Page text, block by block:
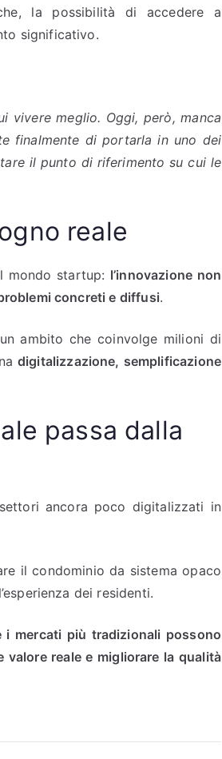
la possibilità di accedere a
significativo.
vivere meglio. Oggi, però, manca
finalmente di portarla in uno dei
il punto di riferimento su cui le
reale
mondo startup: l’innovazione non
concreti e diffusi.
ambito che coinvolge milioni di
digitalizzazione, semplificazione
passa dalla
ancora poco digitalizzati in
il condominio da sistema opaco
dei residenti.
i mercati più tradizionali possono
reale e migliorare la qualità